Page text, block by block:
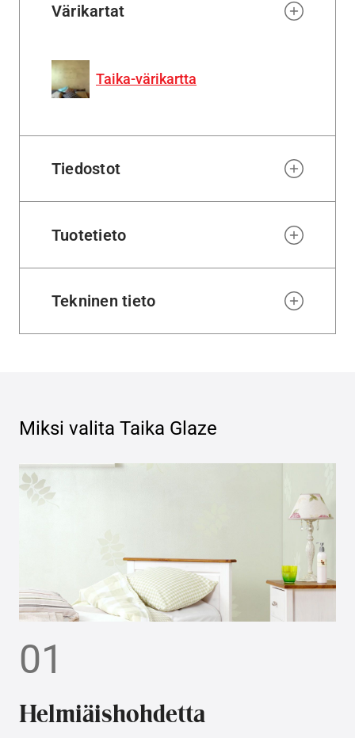
Värikartat
Taika-värikartta
Tiedostot
Tuotetieto
Tekninen tieto
Miksi valita Taika Glaze
01
Helmiäishohdetta